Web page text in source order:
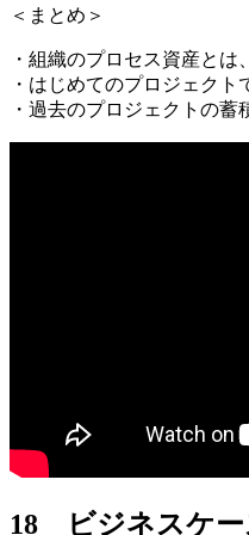
＜まとめ＞
・組織のプロセス資産と
・はじめてのプロジェク
・過去のプロジェクトの
18 ビジネスケー